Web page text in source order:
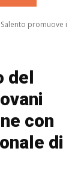
promuove i
del
con
di